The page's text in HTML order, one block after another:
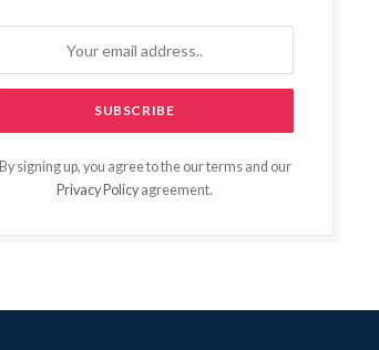
By signing up, you agree to the our terms and our
Privacy Policyagreement.